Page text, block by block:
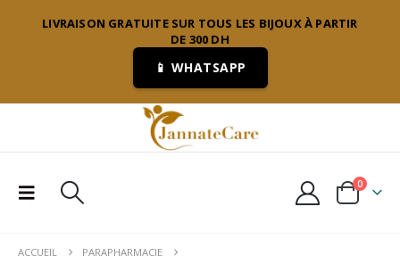
LIVRAISON GRATUITE SUR TOUS LES BIJOUX À PARTIR
DE 300 DH
📱 WHATSAPP
0
ACCUEIL
PARAPHARMACIE